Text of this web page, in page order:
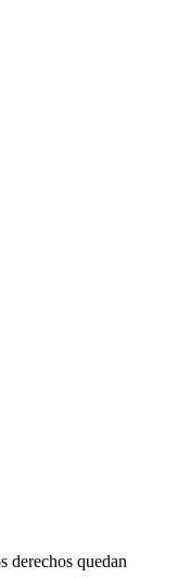
derechos quedan